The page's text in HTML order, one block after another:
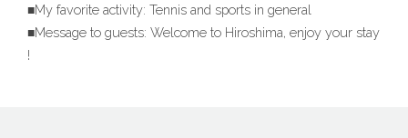
■My favorite activity: Tennis and sports in general
■Message to guests: Welcome to Hiroshima, enjoy your stay
!